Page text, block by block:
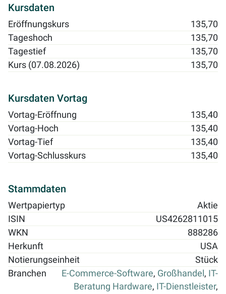
Kursdaten
Eröffnungskurs
135,70
Tageshoch
135,70
Tagestief
135,70
Kurs (07.08.2026)
135,70
Kursdaten Vortag
Vortag-Eröffnung
135,40
Vortag-Hoch
135,40
Vortag-Tief
135,40
Vortag-Schlusskurs
135,40
Stammdaten
Wertpapiertyp
Aktie
ISIN
US4262811015
WKN
888286
Herkunft
USA
Notierungseinheit
Stück
Branchen
E-Commerce-Software, Großhandel , IT-
Beratung Hardware, IT-Dienstleister,